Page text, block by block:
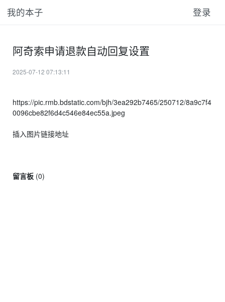
我的本子 登录
阿奇索申请退款自动回复设置
2025-07-12 07:13:11
https://pic.rmb.bdstatic.com/bjh/3ea292b7465/250712/8a9c7f4
0096cbe82f6d4c546e84ec55a.jpeg
插入图片链接地址
留言板(0)